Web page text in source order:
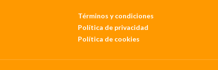
Términos y condiciones
Política de privacidad
Política de cookies